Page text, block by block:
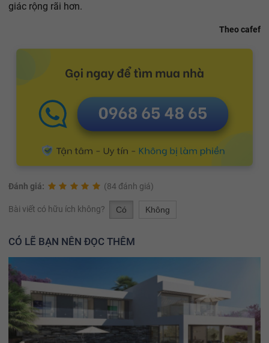
giác rộng rãi hơn.
Theo cafef
Đánh giá: (84 đánh giá)
Bài viết có hữu ích không? Có Không
CÓ LẼ BẠN NÊN ĐỌC THÊM